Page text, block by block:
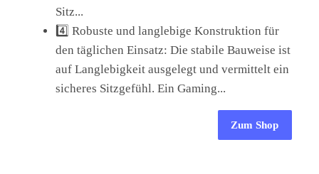
Sitz...
4️⃣ Robuste und langlebige Konstruktion für
den täglichen Einsatz: Die stabile Bauweise ist
auf Langlebigkeit ausgelegt und vermittelt ein
sicheres Sitzgefühl. Ein Gaming...
Zum Shop